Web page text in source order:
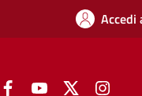
Accedi
FacebookYouTube Twitter